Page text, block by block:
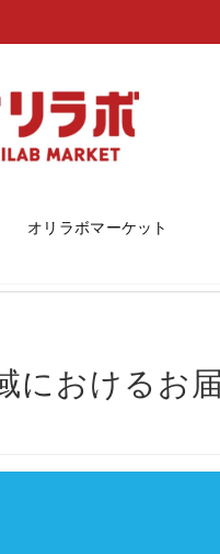
オリラボマーケット
におけるお